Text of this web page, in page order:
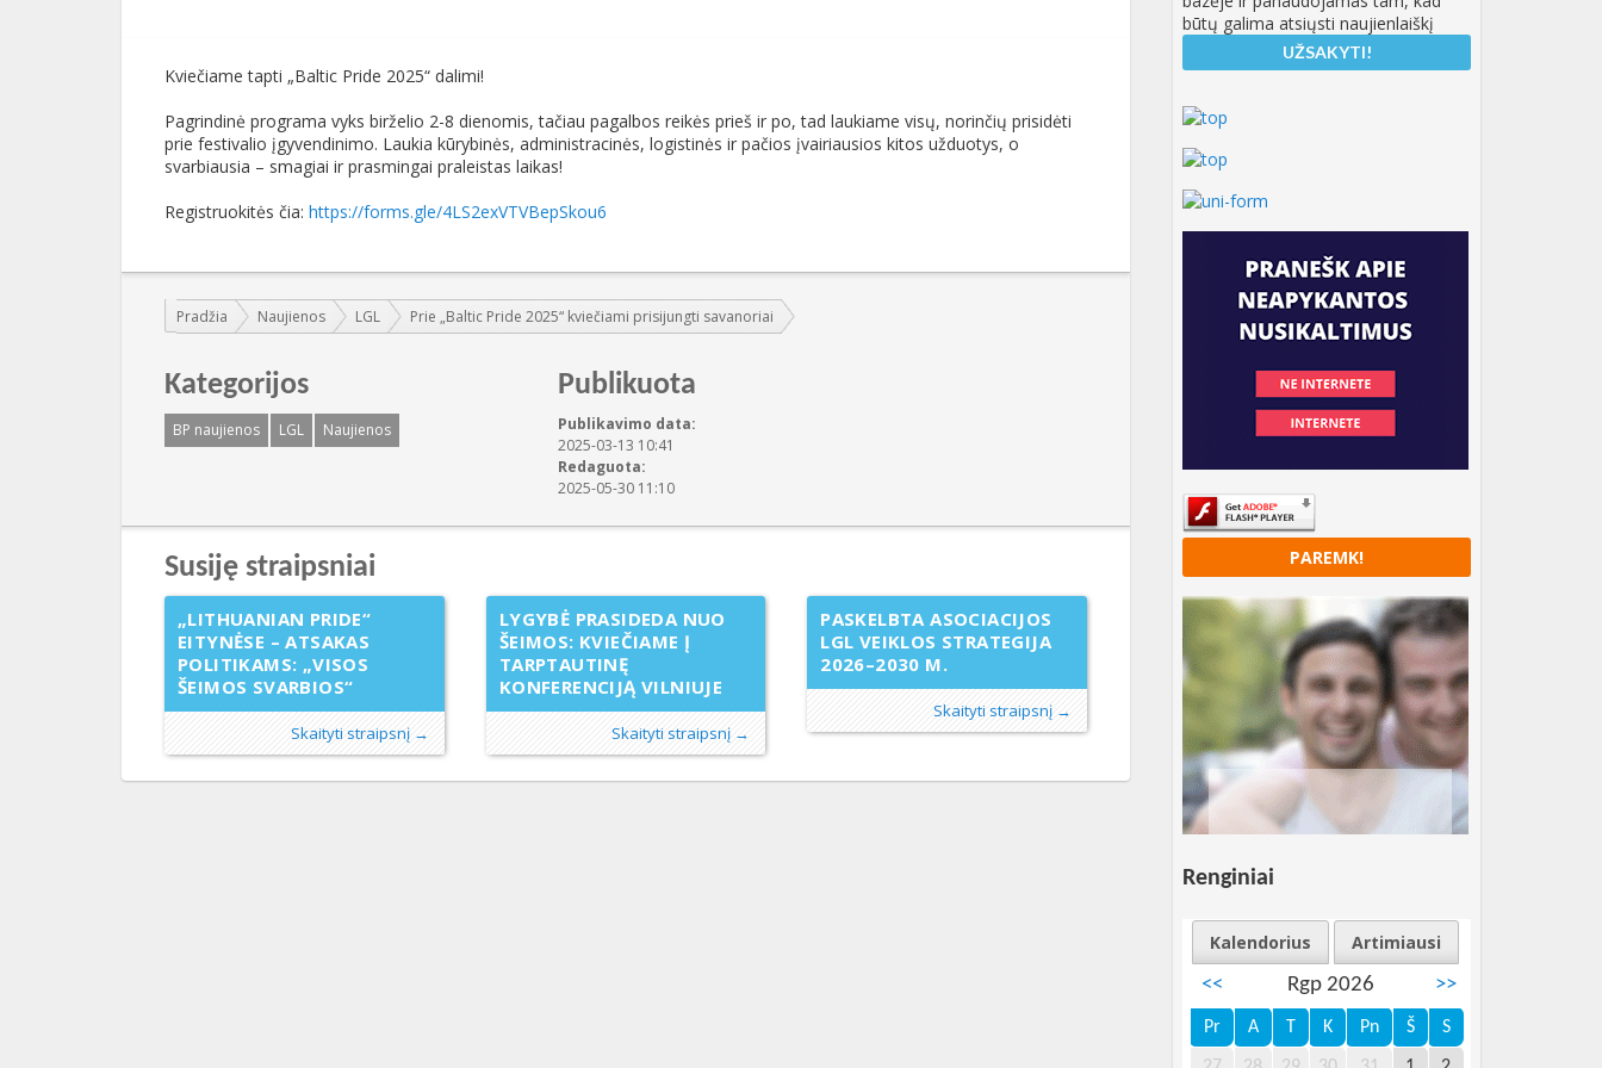
Kviečiame tapti „Baltic Pride 2025“ dalimi!
Pagrindinė programa vyks birželio 2-8 dienomis, tačiau pagalbos reikės prieš ir po, tad laukiame visų, norinčių prisidėti
prie festivalio įgyvendinimo. Laukia kūrybinės, administracinės, logistinės ir pačios įvairiausios kitos užduotys, o
svarbiausia – smagiai ir prasmingai praleistas laikas!
Registruokitės čia: https://forms.gle/4LS2exVTVBepSkou6
Jūs esate čia:
Pradžia Naujienos LGL Prie „Baltic Pride 2025“ kviečiami prisijungti savanoriai
Kategorijos
BP naujienos LGL Naujienos
Publikuota
Publikavimo data:
2025-03-13 10:41
Redaguota:
2025-05-30 11:10
Susiję straipsniai
„LITHUANIAN PRIDE“
EITYNĖSE – ATSAKAS
POLITIKAMS: „VISOS
ŠEIMOS SVARBIOS“
Skaityti straipsnį →
LYGYBĖ PRASIDEDA NUO
ŠEIMOS: KVIEČIAME Į
TARPTAUTINĘ
KONFERENCIJĄ VILNIUJE
Skaityti straipsnį →
PASKELBTA ASOCIACIJOS
LGL VEIKLOS STRATEGIJA
2026–2030 M.
Skaityti straipsnį →
būtų galima atsiųsti naujienlaiškį
PAREMK!
Renginiai
Kalendorius
Artimiausi
<<
Rgp 2026 >>
Pr A T K Pn Š S